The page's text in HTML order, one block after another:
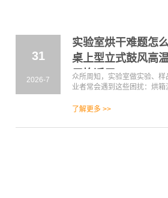
31
2026-7
实验室烘干难题怎
桌上型立式鼓风高
用均适用
众所周知，实验室做实验、
业者常会遇到这些困扰：烘
烫存在安全隐患；设备操作单
规格，观察内部试验状态还
了解更多 >>